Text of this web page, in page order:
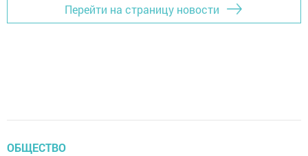
Перейти на страницу новости
ОБЩЕСТВО